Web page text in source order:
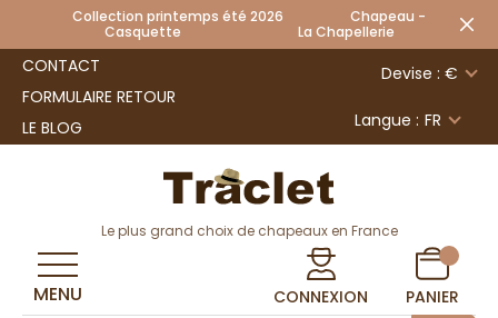
Collection printemps été 2026 Chapeau -
Casquette La Chapellerie
CONTACT
FORMULAIRE RETOUR
LE BLOG
Devise : €
Langue : FR
Le plus grand choix de chapeaux en France
CONNEXION PANIER
MENU